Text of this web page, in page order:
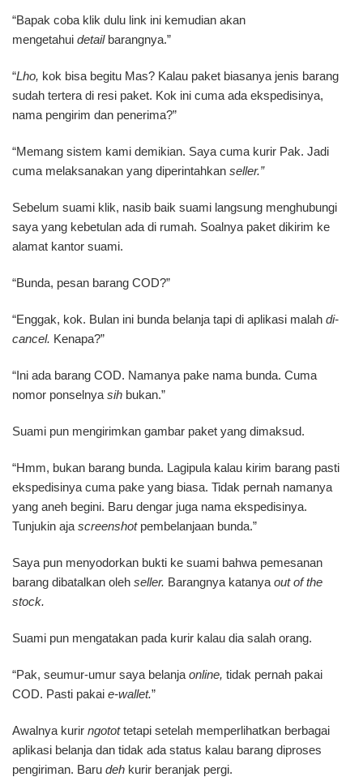
“Bapak coba klik dulu link ini kemudian akan
mengetahui detail barangnya.”
“Lho, kok bisa begitu Mas? Kalau paket biasanya jenis barang
sudah tertera di resi paket. Kok ini cuma ada ekspedisinya,
nama pengirim dan penerima?”
“Memang sistem kami demikian. Saya cuma kurir Pak. Jadi
cuma melaksanakan yang diperintahkan seller.”
Sebelum suami klik, nasib baik suami langsung menghubungi
saya yang kebetulan ada di rumah. Soalnya paket dikirim ke
alamat kantor suami.
“Bunda, pesan barang COD?”
“Enggak, kok. Bulan ini bunda belanja tapi di aplikasi malah di-
cancel. Kenapa?”
“Ini ada barang COD. Namanya pake nama bunda. Cuma
nomor ponselnya sih bukan.”
Suami pun mengirimkan gambar paket yang dimaksud.
“Hmm, bukan barang bunda. Lagipula kalau kirim barang pasti
ekspedisinya cuma pake yang biasa. Tidak pernah namanya
yang aneh begini. Baru dengar juga nama ekspedisinya.
Tunjukin aja screenshot pembelanjaan bunda.”
Saya pun menyodorkan bukti ke suami bahwa pemesanan
barang dibatalkan oleh seller. Barangnya katanya out of the
stock.
Suami pun mengatakan pada kurir kalau dia salah orang.
“Pak, seumur-umur saya belanja online, tidak pernah pakai
COD. Pasti pakai e-wallet.”
Awalnya kurir ngotottetapi setelah memperlihatkan berbagai
aplikasi belanja dan tidak ada status kalau barang diproses
pengiriman. Baru deh kurir beranjak pergi.